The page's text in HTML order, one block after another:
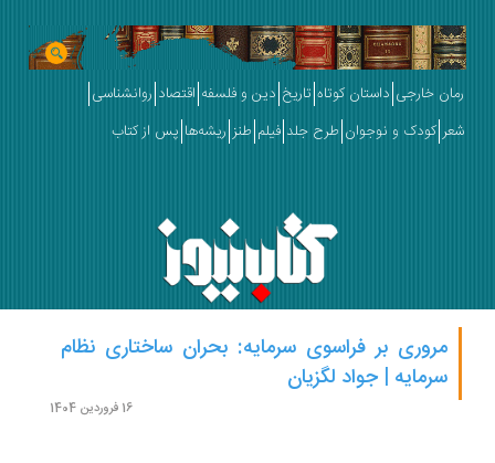
خارجی داستان کوتاه تاریخ دین و فلسفه اقتصاد روانشناسی
کودک و نوجوان طرح جلد فیلم طنز ریشه‌ها پس از کتاب
مروری بر فراسوی سرمایه: بحران ساختاری نظام
سرمایه | جواد لگزیان